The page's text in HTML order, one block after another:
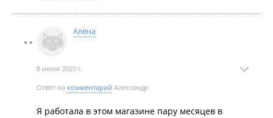
Алёна
8 июня 2020 г.
Ответ на комментарий Александр
Я работала в этом магазине пару месяцев в